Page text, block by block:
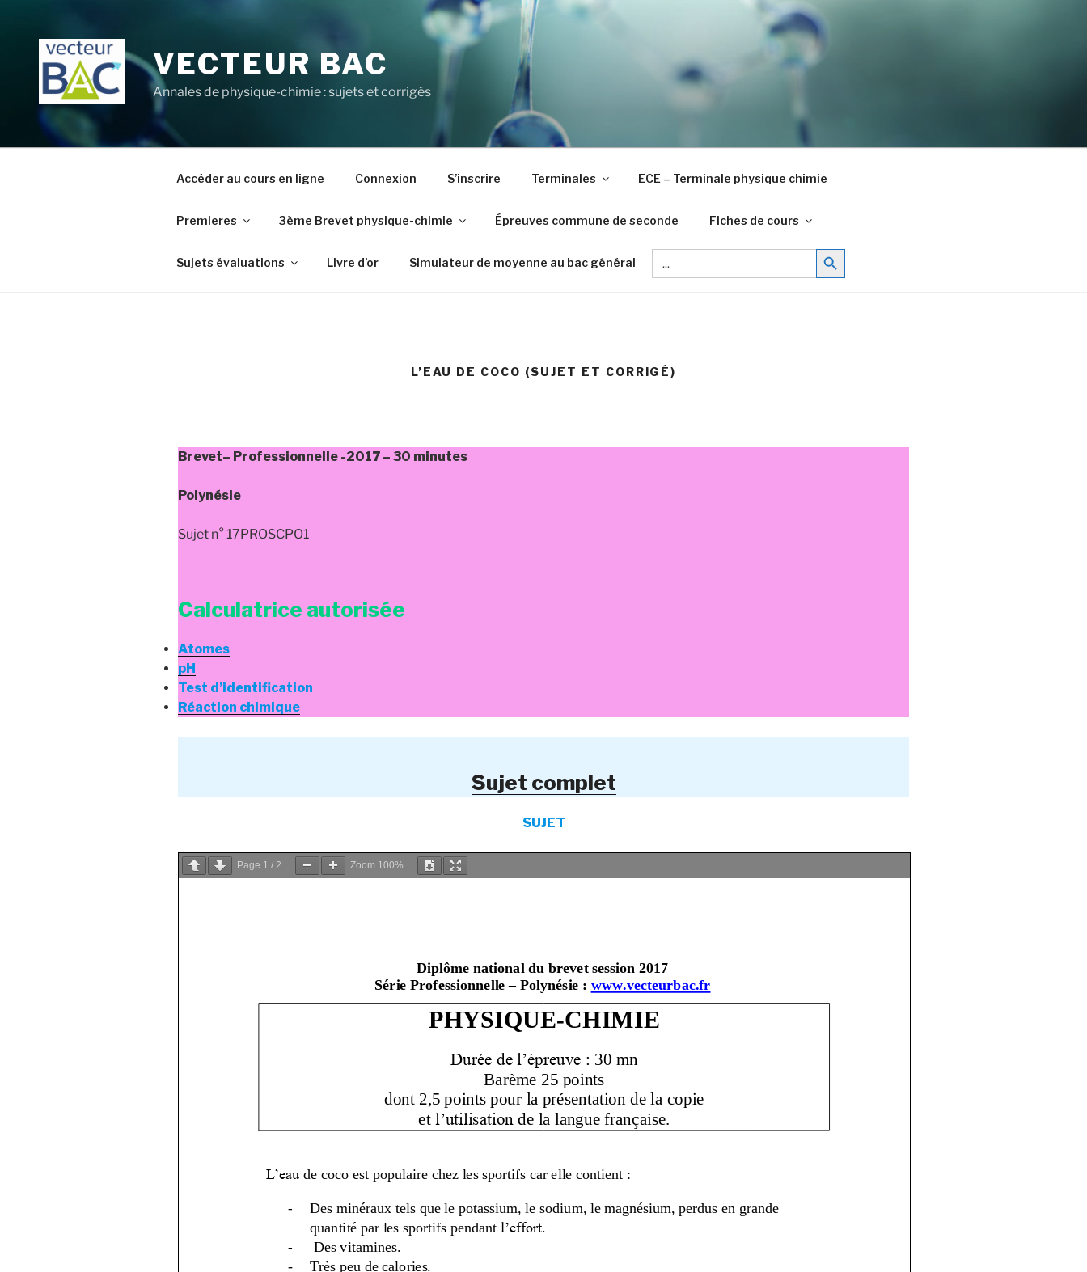
contenu
principal
VECTEUR BAC
Annales de physique-chimie : sujets et corrigés
Accéder au cours en ligne Connexion S’inscrire Terminales ECE – Terminale physique chimie
Premieres 3ème Brevet physique-chimie Épreuves commune de seconde Fiches de cours
Sujets évaluations Livre d’or Simulateur de moyenne au bac général
Search
for:
Search Button
L’EAU DE COCO (SUJET ET CORRIGÉ)
Brevet– Professionnelle -2017 – 30 minutes
Polynésie
Sujet n° 17PROSCPO1
Calculatrice autorisée
Atomes
pH
Test d’identification
Réaction chimique
Sujet complet
SUJET
Page 1 / 2 Zoom 100%